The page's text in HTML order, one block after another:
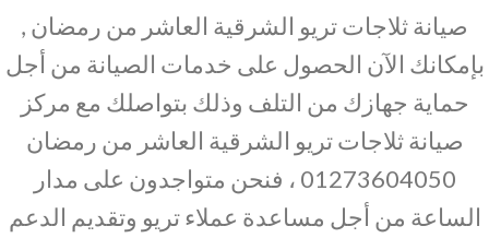
صيانة ثلاجات تريو الشرقية العاشر من رمضان ,
بإمكانك الآن الحصول على خدمات الصيانة من أجل
حماية جهازك من التلف وذلك بتواصلك مع مركز
صيانة ثلاجات تريو الشرقية العاشر من رمضان
01273604050 ، فنحن متواجدون على مدار
الساعة من أجل مساعدة عملاء تريو وتقديم الدعم